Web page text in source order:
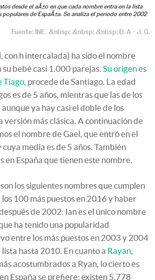
con h intercalada) ha sido el nombre
bebé casi 1.000 parejas. Su origen es
Tiago , procede de Santiago. La edad
es de 5 años, mientras que las de los
ya hay casi el doble de los
versión más clásica. A continuación de
el nombre de Gael, que entró en el
media es de 5 años. También
en España que tienen este nombre.
los siguientes nombres que cumplen
100 más puestos en 2016 y haber
de 2002. Ian es el único nombre
ha tenido una popularidad
entre los más puestos en 2003 y 2004
hasta 2010. En cuanto a Rayan
acostumbrados a Ryan, lo cierto es
España se prefiere: existen 5.778